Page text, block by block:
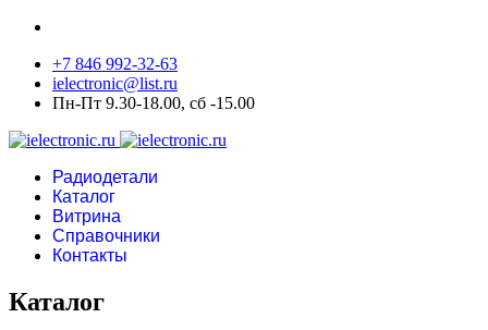
+7 846 992-32-63
ielectronic@list.ru
Пн-Пт 9.30-18.00, сб -15.00
Радиодетали
Каталог
Витрина
Справочники
Контакты
Каталог